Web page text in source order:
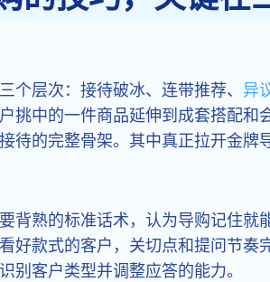
个层次：接待破冰、连带推荐、 异
挑中的一件商品延伸到成套搭配
待的完整骨架。其中真正拉开金
背熟的标准话术，认为导购记住就
好款式的客户，关切点和提问节
别客户类型并调整应答的能力。